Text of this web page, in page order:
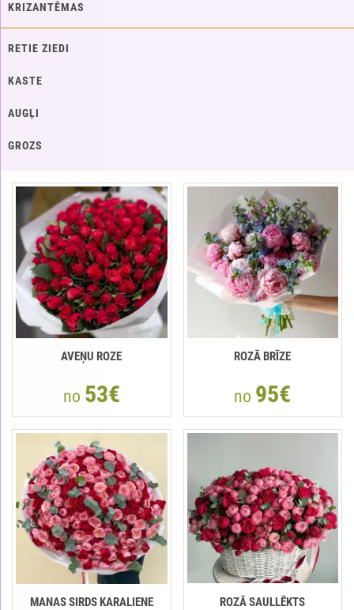
KRIZANTĒMAS
RETIE ZIEDI
KASTE
AUGĻI
GROZS
AVEŅU ROZE
no 53€
ROZĀ BRĪZE
no 95€
MANAS SIRDS KARALIENE ROZĀ SAULLĒKTS